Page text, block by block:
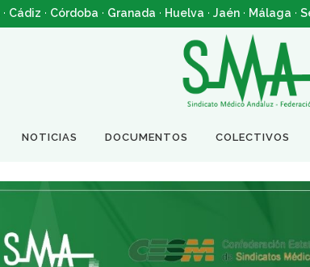
· Cádiz · Córdoba · Granada · Huelva · Jaén · Málaga ·
NOTICIAS DOCUMENTOS COLECTIVOS